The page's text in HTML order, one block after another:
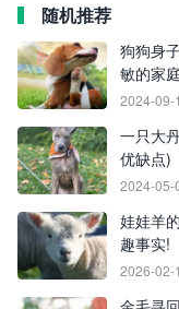
随机推荐
狗狗身
敏的家
2024-09-
一只大
优缺点)
2024-05-
娃娃羊
趣事实!
2026-02-